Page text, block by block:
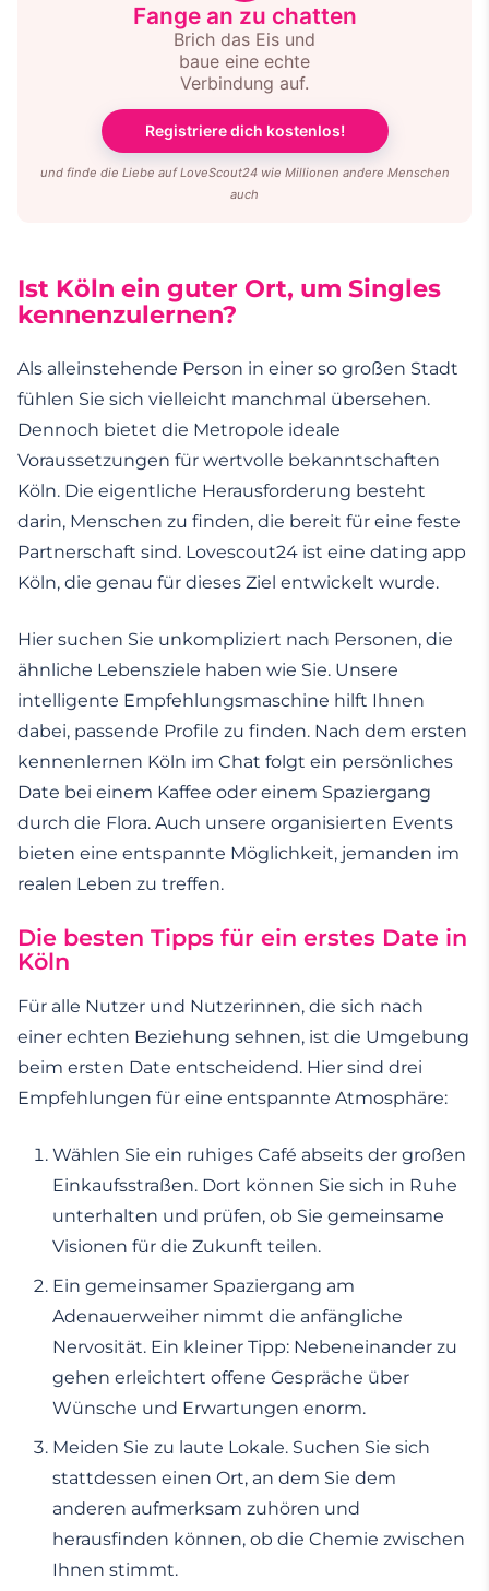
Fange an zu chatten
Brich das Eis und
baue eine echte
Verbindung auf.
Registriere dich kostenlos!
und finde die Liebe auf LoveScout24 wie Millionen andere Menschen
auch
Ist Köln ein guter Ort, um Singles
kennenzulernen?
Als alleinstehende Person in einer so großen Stadt
fühlen Sie sich vielleicht manchmal übersehen.
Dennoch bietet die Metropole ideale
Voraussetzungen für wertvolle bekanntschaften
Köln. Die eigentliche Herausforderung besteht
darin, Menschen zu finden, die bereit für eine feste
Partnerschaft sind. Lovescout24 ist eine dating app
Köln, die genau für dieses Ziel entwickelt wurde.
Hier suchen Sie unkompliziert nach Personen, die
ähnliche Lebensziele haben wie Sie. Unsere
intelligente Empfehlungsmaschine hilft Ihnen
dabei, passende Profile zu finden. Nach dem ersten
kennenlernen Köln im Chat folgt ein persönliches
Date bei einem Kaffee oder einem Spaziergang
durch die Flora. Auch unsere organisierten Events
bieten eine entspannte Möglichkeit, jemanden im
realen Leben zu treffen.
Die besten Tipps für ein erstes Date in
Köln
Für alle Nutzer und Nutzerinnen, die sich nach
einer echten Beziehung sehnen, ist die Umgebung
beim ersten Date entscheidend. Hier sind drei
Empfehlungen für eine entspannte Atmosphäre:
Wählen Sie ein ruhiges Café abseits der großen
Einkaufsstraßen. Dort können Sie sich in Ruhe
unterhalten und prüfen, ob Sie gemeinsame
Visionen für die Zukunft teilen.
Ein gemeinsamer Spaziergang am
Adenauerweiher nimmt die anfängliche
Nervosität. Ein kleiner Tipp: Nebeneinander zu
gehen erleichtert offene Gespräche über
Wünsche und Erwartungen enorm.
Meiden Sie zu laute Lokale. Suchen Sie sich
stattdessen einen Ort, an dem Sie dem
anderen aufmerksam zuhören und
herausfinden können, ob die Chemie zwischen
Ihnen stimmt.